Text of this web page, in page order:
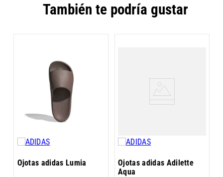
También te podría gustar
Ojotas adidas Lumia
Ojotas adidas Adilette
Aqua